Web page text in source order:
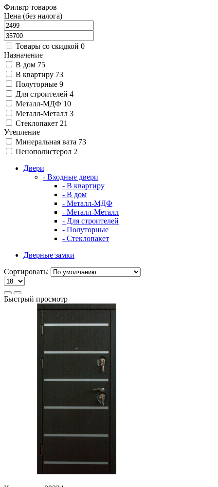
Фильтр товаров
Цена (без налога)
Товары со скидкой 0
Назначение
В дом 75
В квартиру 73
Полуторные 9
Для строителей 4
Металл-МДФ 10
Металл-Металл 3
Стеклопакет 21
Утепление
Минеральная вата 73
Пенополистерол 2
Двери
- Входные двери
- В квартиру
- В дом
- Металл-МДФ
- Металл-Металл
- Для строителей
- Полуторные
- Стеклопакет
Дверные замки
Сортировать:
Быстрый просмотр